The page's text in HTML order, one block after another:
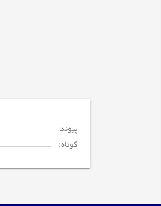
پیوند
کوتاه: